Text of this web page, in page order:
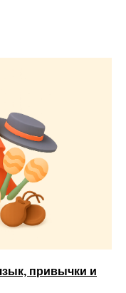
привычки и